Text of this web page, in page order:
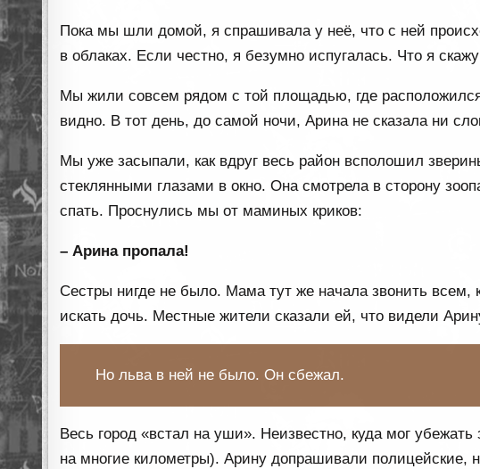
Пока мы шли домой, я спрашивала у неё, что с ней
в облаках. Если честно, я безумно испугалась. Что я
Мы жили совсем рядом с той площадью, где
видно. В тот день, до самой ночи, Арина не сказала ни
Мы уже засыпали, как вдруг весь район всполошил
стеклянными глазами в окно. Она смотрела в сторону
спать. Проснулись мы от маминых криков:
– Арина пропала!
Сестры нигде не было. Мама тут же начала звонить
искать дочь. Местные жители сказали ей, что видели
Но льва в ней не было. Он сбежал.
Весь город «встал на уши». Неизвестно, куда мог
на многие километры). Арину допрашивали полицейские,